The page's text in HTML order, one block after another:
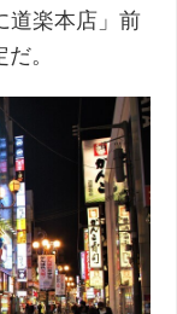
道楽本店」前
。